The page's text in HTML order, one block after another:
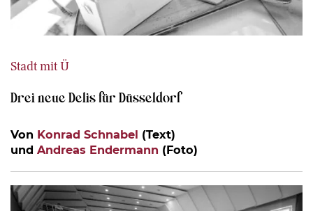
Stadt mit Ü
Drei neue Delis für Düsseldorf
Von Konrad Schnabel (Text)
und Andreas Endermann (Foto)